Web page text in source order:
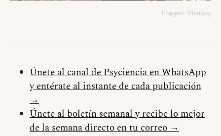
Imagen: Pixabay
Únete al canal de Psyciencia en WhatsApp
y entérate al instante de cada publicación
→
Únete al boletín semanal y recibe lo mejor
de la semana directo en tu correo →